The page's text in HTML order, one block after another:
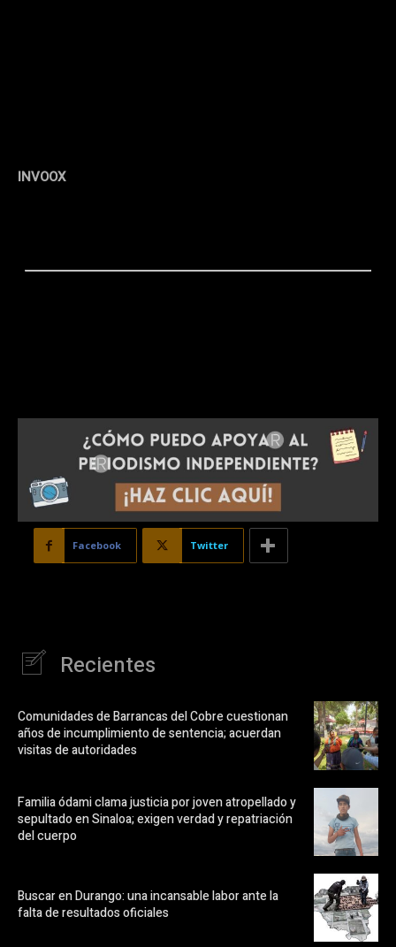
INVOOX
Facebook Twitter
Recientes
Comunidades de Barrancas del Cobre cuestionan
años de incumplimiento de sentencia; acuerdan
visitas de autoridades
Familia ódami clama justicia por joven atropellado y
sepultado en Sinaloa; exigen verdad y repatriación
del cuerpo
Buscar en Durango: una incansable labor ante la
falta de resultados oficiales